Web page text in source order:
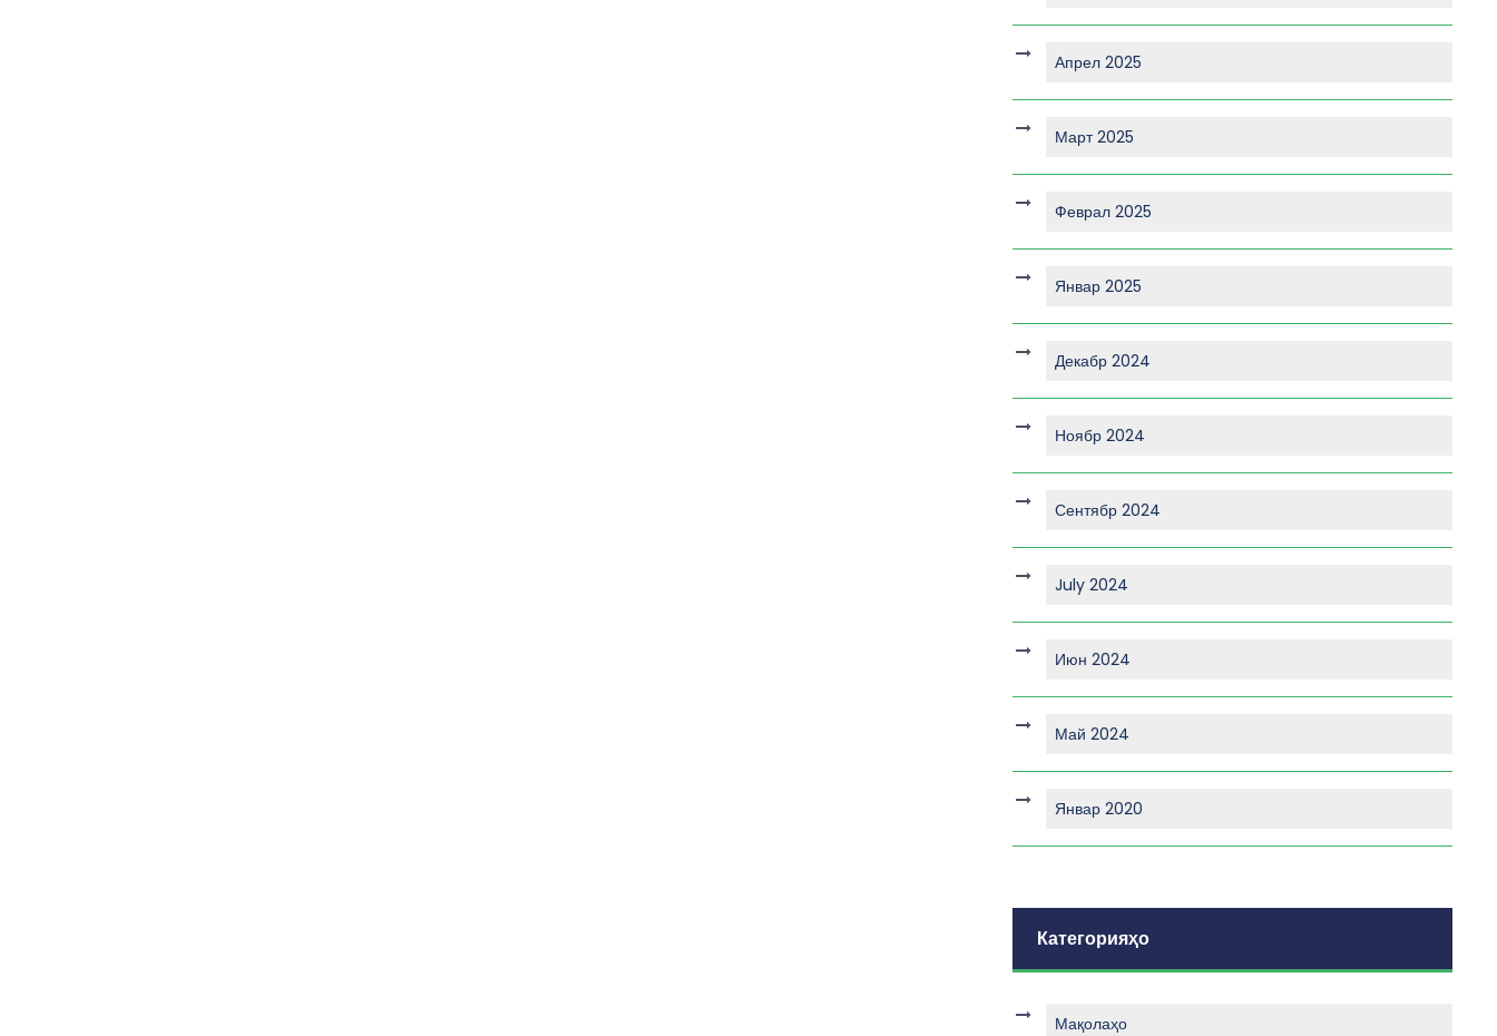
Апрел 2025
Март 2025
Феврал 2025
Январ 2025
Декабр 2024
Ноябр 2024
Сентябр 2024
July 2024
Июн 2024
Май 2024
Январ 2020
Категорияҳо
Мақолаҳо